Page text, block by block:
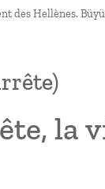
des Hellènes.
la